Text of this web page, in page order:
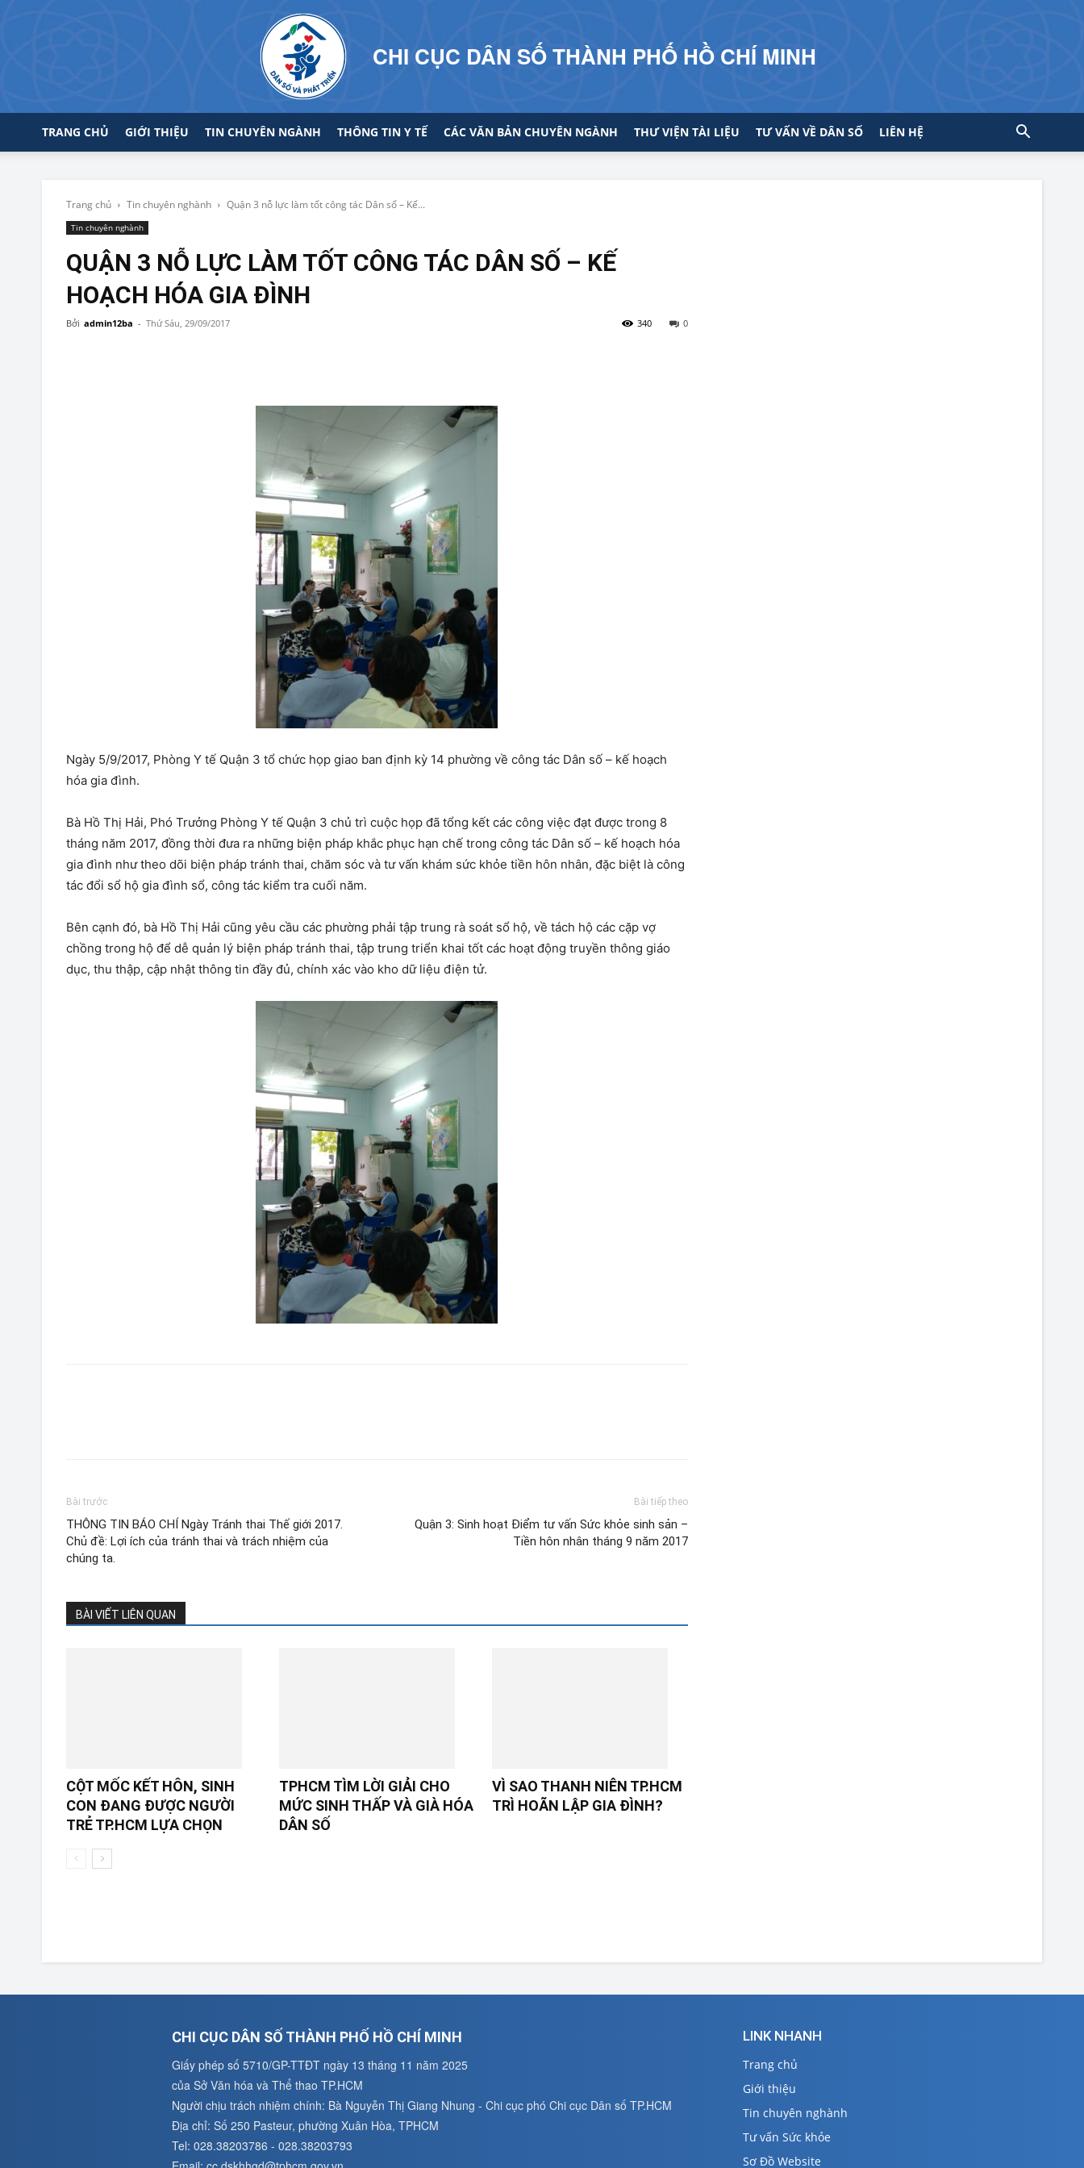
CHI CỤC DÂN SỐ THÀNH PHỐ HỒ CHÍ MINH
TRANG CHỦ GIỚI THIỆU TIN CHUYÊN NGÀNH THÔNG TIN Y TẾ CÁC VĂN BẢN CHUYÊN NGÀNH THƯ VIỆN TÀI LIỆU TƯ VẤN VỀ DÂN SỐ LIÊN HỆ
Trang chủ Tin chuyên nghành Quận 3 nỗ lực làm tốt công tác Dân số – Kế...
Tin chuyên nghành
QUẬN 3 NỖ LỰC LÀM TỐT CÔNG TÁC DÂN SỐ – KẾ
HOẠCH HÓA GIA ĐÌNH
Bởi admin12ba - Thứ Sáu, 29/09/2017 0
340
Ngày 5/9/2017, Phòng Y tế Quận 3 tổ chức họp giao ban định kỳ 14 phường về công tác Dân số – kế hoạch
hóa gia đình.
Bà Hồ Thị Hải, Phó Trưởng Phòng Y tế Quận 3 chủ trì cuộc họp đã tổng kết các công việc đạt được trong 8
tháng năm 2017, đồng thời đưa ra những biện pháp khắc phục hạn chế trong công tác Dân số – kế hoạch hóa
gia đình như theo dõi biện pháp tránh thai, chăm sóc và tư vấn khám sức khỏe tiền hôn nhân, đặc biệt là công
tác đổi sổ hộ gia đình sổ, công tác kiểm tra cuối năm.
Bên cạnh đó, bà Hồ Thị Hải cũng yêu cầu các phường phải tập trung rà soát sổ hộ, về tách hộ các cặp vợ
chồng trong hộ để dễ quản lý biện pháp tránh thai, tập trung triển khai tốt các hoạt động truyền thông giáo
dục, thu thập, cập nhật thông tin đầy đủ, chính xác vào kho dữ liệu điện tử.
Bài trước
THÔNG TIN BÁO CHÍ Ngày Tránh thai Thế giới 2017.
Chủ đề: Lợi ích của tránh thai và trách nhiệm của
chúng ta.
Bài tiếp theo
Quận 3: Sinh hoạt Điểm tư vấn Sức khỏe sinh sản –
Tiền hôn nhân tháng 9 năm 2017
BÀI VIẾT LIÊN QUAN
CỘT MỐC KẾT HÔN, SINH
CON ĐANG ĐƯỢC NGƯỜI
TRẺ TP.HCM LỰA CHỌN
TPHCM TÌM LỜI GIẢI CHO
MỨC SINH THẤP VÀ GIÀ HÓA
DÂN SỐ
VÌ SAO THANH NIÊN TP.HCM
TRÌ HOÃN LẬP GIA ĐÌNH?
CHI CỤC DÂN SỐ THÀNH PHỐ HỒ CHÍ MINH
Giấy phép số 5710/GP-TTĐT ngày 13 tháng 11 năm 2025
của Sở Văn hóa và Thể thao TP.HCM
Người chịu trách nhiệm chính: Bà Nguyễn Thị Giang Nhung - Chi cục phó Chi cục Dân số TP.HCM
Địa chỉ: Số 250 Pasteur, phường Xuân Hòa, TPHCM
Tel: 028.38203786 - 028.38203793
LINK NHANH
Trang chủ
Giới thiệu
Tin chuyên nghành
Tư vấn Sức khỏe
Sơ Đồ Website